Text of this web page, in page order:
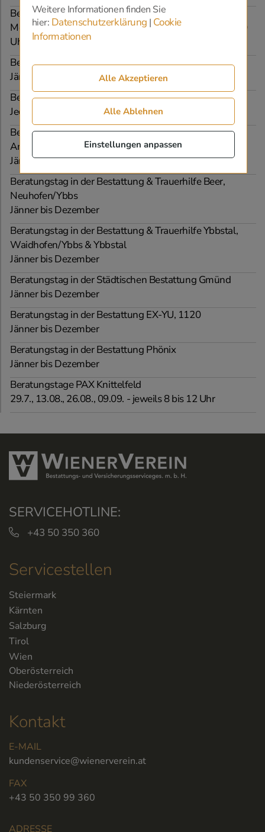
Beratungstag in der Bestattung Furtner, 1160
Montag, Mittwoch und Donnerstag, von 08:00 bis 13:30
Uhr
Beratungstag in der Bestattung Tempora, Amstetten
Jänner bis Dezember
Beratungstag in der Bestattung Graz, 8010
Jeden Freitag, von 13:00 bis 14:00 Uhr
Beratungstag in der Bestattung & Trauerhilfe Beer,
Amstetten
Jänner bis Dezember
Beratungstag in der Bestattung & Trauerhilfe Beer,
Neuhofen/Ybbs
Jänner bis Dezember
Beratungstag in der Bestattung & Trauerhilfe Ybbstal,
Waidhofen/Ybbs & Ybbstal
Jänner bis Dezember
Beratungstag in der Städtischen Bestattung Gmünd
Jänner bis Dezember
Beratungstag in der Bestattung EX-YU, 1120
Jänner bis Dezember
Beratungstag in der Bestattung Phönix
Jänner bis Dezember
Beratungstage PAX Knittelfeld
29.7., 13.08., 26.08., 09.09. - jeweils 8 bis 12 Uhr
SERVICEHOTLINE:
+43 50 350 360
Kontakt
E-MAIL
kundenservice@wienerverein.at
FAX
+43 50 350 99 360
ADRESSE
Servicestellen
Steiermark
Kärnten
Salzburg
Tirol
Wien
Oberösterreich
Niederösterreich
Weitere Informationen finden Sie
hier: Datenschutzerklärung | Cookie
Informationen
Einstellungen anpassen
Alle Ablehnen
Alle Akzeptieren